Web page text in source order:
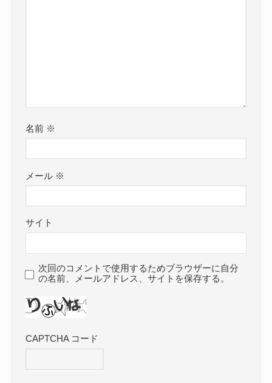
名前 ※
メール ※
サイト
次回のコメントで使用するためブラウザーに自分
の名前、メールアドレス、サイトを保存する。
CAPTCHA コード